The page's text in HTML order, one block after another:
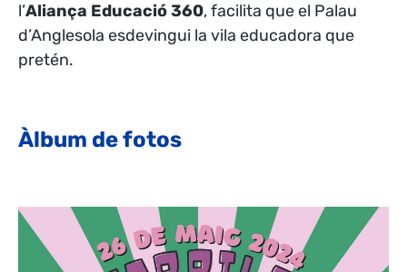
l’Aliança Educació 360, facilita que el Palau
d’Anglesola esdevingui la vila educadora que
pretén.
Àlbum de fotos